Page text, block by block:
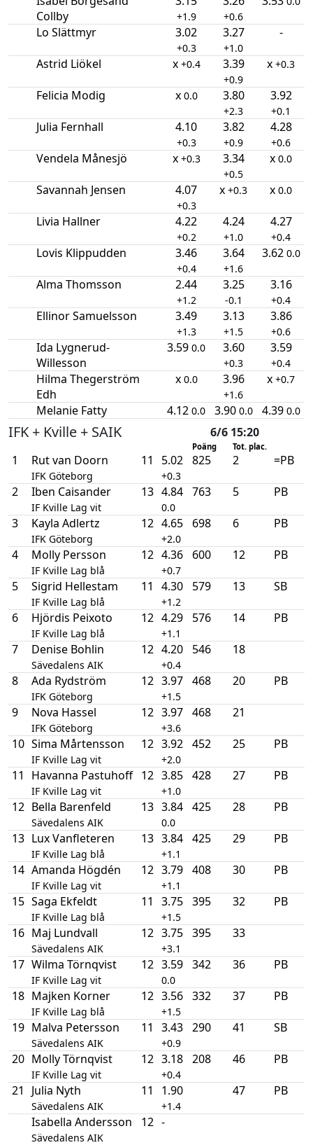
Collby
+1.9 +0.6
Lo Slättmyr 3.02
+0.3
3.27
+1.0
-
Astrid Liökel x +0.4 3.39
+0.9
x +0.3
Felicia Modig x 0.0 3.80
+2.3
3.92
+0.1
Julia Fernhall 4.10
+0.3
3.82
+0.9
4.28
+0.6
Vendela Månesjö x +0.3 3.34
+0.5
x 0.0
Savannah Jensen 4.07
+0.3
x +0.3 x 0.0
Livia Hallner 4.22
+0.2
4.24
+1.0
4.27
+0.4
Lovis Klippudden 3.46
+0.4
3.64
+1.6
3.62 0.0
Alma Thomsson 2.44
+1.2
3.25
-0.1
3.16
+0.4
Ellinor Samuelsson 3.49
+1.3
3.13
+1.5
3.86
+0.6
Ida Lygnerud-
Willesson
3.59 0.0 3.60
+0.3
3.59
+0.4
Hilma Thegerström
Edh
x 0.0 3.96
+1.6
x +0.7
Melanie Fatty 4.12 0.0 3.90 0.0 4.39 0.0
IFK + Kville + SAIK 6/6 15:20
Poäng Tot. plac.
1 Rut van Doorn
IFK Göteborg
11 5.02
+0.3
825 2 =PB
2 Iben Caisander
IF Kville Lag vit
13 4.84
0.0
763 5 PB
3 Kayla Adlertz
IFK Göteborg
12 4.65
+2.0
698 6 PB
4 Molly Persson
IF Kville Lag blå
12 4.36
+0.7
600 12 PB
5 Sigrid Hellestam
IF Kville Lag blå
11 4.30
+1.2
579 13 SB
6 Hjördis Peixoto
IF Kville Lag blå
12 4.29
+1.1
576 14 PB
7 Denise Bohlin
Sävedalens AIK
12 4.20
+0.4
546 18
8 Ada Rydström
IFK Göteborg
12 3.97
+1.5
468 20 PB
9 Nova Hassel
IFK Göteborg
12 3.97
+3.6
468 21
10 Sima Mårtensson
IF Kville Lag vit
12 3.92
+2.0
452 25 PB
11 Havanna Pastuhoff
IF Kville Lag vit
12 3.85
+1.0
428 27 PB
12 Bella Barenfeld
Sävedalens AIK
13 3.84
0.0
425 28 PB
13 Lux Vanfleteren
IF Kville Lag blå
13 3.84
+1.1
425 29 PB
14 Amanda Högdén
IF Kville Lag vit
12 3.79
+1.1
408 30 PB
15 Saga Ekfeldt
IF Kville Lag blå
11 3.75
+1.5
395 32 PB
16 Maj Lundvall
Sävedalens AIK
12 3.75
+3.1
395 33
17 Wilma Törnqvist
IF Kville Lag vit
12 3.59
0.0
342 36 PB
18 Majken Korner
IF Kville Lag blå
12 3.56
+1.5
332 37 PB
19 Malva Petersson
Sävedalens AIK
11 3.43
+0.9
290 41 SB
20 Molly Törnqvist
IF Kville Lag vit
12 3.18
+0.4
208 46 PB
21 Julia Nyth
Sävedalens AIK
11 1.90
+1.4
47 PB
Isabella Andersson
Sävedalens AIK
12 -